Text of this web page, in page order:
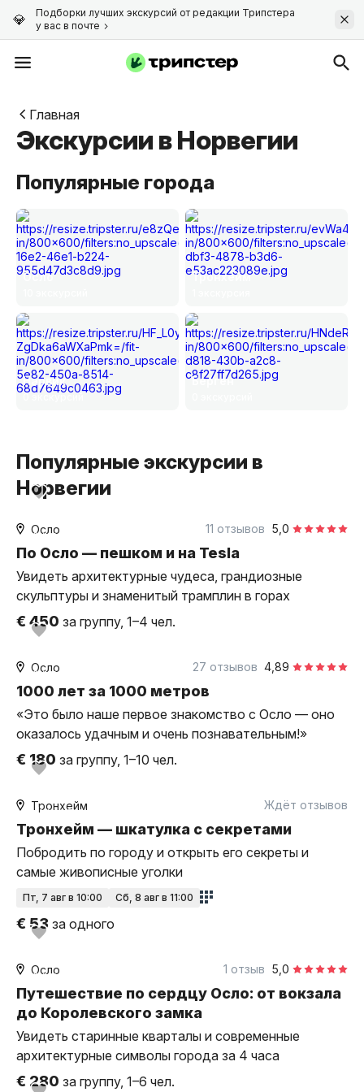
Подборки лучших экскурсий от редакции Трипстера
у вас в почте
Главная
Экскурсии в Норвегии
Популярные города
Осло Тронхейм
Нарвик Берген
Популярные экскурсии в
Норвегии
индивидуальная
Осло 5,0
11 отзывов
По Осло — пешком и на Tesla
Увидеть архитектурные чудеса, грандиозные
скульптуры и знаменитый трамплин в горах
€ 450 за группу, 1–4 чел.
индивидуальная
Осло 4,89
27 отзывов
1000 лет за 1000 метров
«Это было наше первое знакомство с Осло — оно
оказалось удачным и очень познавательным!»
€ 180 за группу, 1–10 чел.
Мини-группа
Тронхейм Ждёт отзывов
Тронхейм — шкатулка с секретами
Побродить по городу и открыть его секреты и
самые живописные уголки
пт, 7 авг в 10:00 сб, 8 авг в 11:00
€ 53 за одного
индивидуальная
Осло 5,0
1 отзыв
Путешествие по сердцу Осло: от вокзала
до Королевского замка
Увидеть старинные кварталы и современные
архитектурные символы города за 4 часа
€ 280 за группу, 1–6 чел.